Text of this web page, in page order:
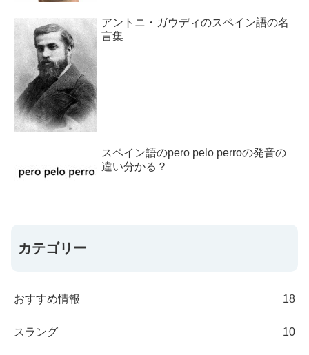
アントニ・ガウディのスペイン語の名
言集
スペイン語のpero pelo perroの発音の
違い分かる？
カテゴリー
おすすめ情報 18
スラング 10